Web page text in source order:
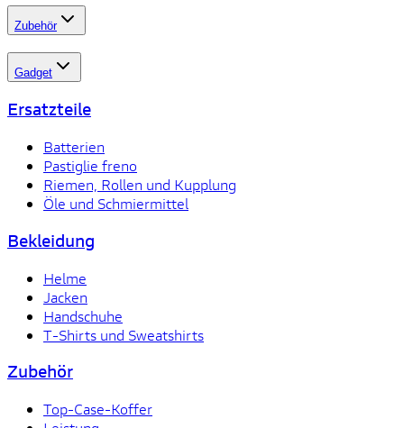
Zubehör
Gadget
Ersatzteile
Batterien
Pastiglie freno
Riemen, Rollen und Kupplung
Öle und Schmiermittel
Bekleidung
Helme
Jacken
Handschuhe
T-Shirts und Sweatshirts
Zubehör
Top-Case-Koffer